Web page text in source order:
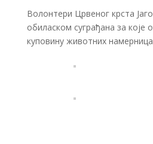
Волонтери Црвеног крста
обиласком суграђана за које
куповину животних